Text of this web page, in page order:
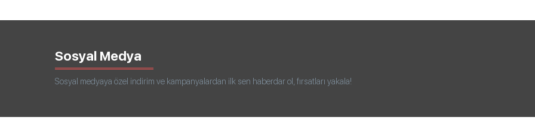
Sosyal Medya
Sosyal medyaya özel indirim ve kampanyalardan ilk sen haberdar ol, fırsatları yakala!